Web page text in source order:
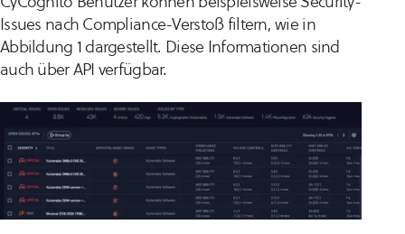
Issues nach Compliance-Verstoß filtern, wie in
Abbildung 1 dargestellt. Diese Informationen sind
auch über API verfügbar.